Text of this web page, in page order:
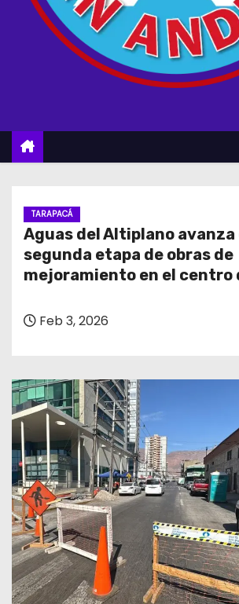
TARAPACÁ
Aguas del Altiplano avanza
segunda etapa de obras de
mejoramiento en el centro
Feb 3, 2026